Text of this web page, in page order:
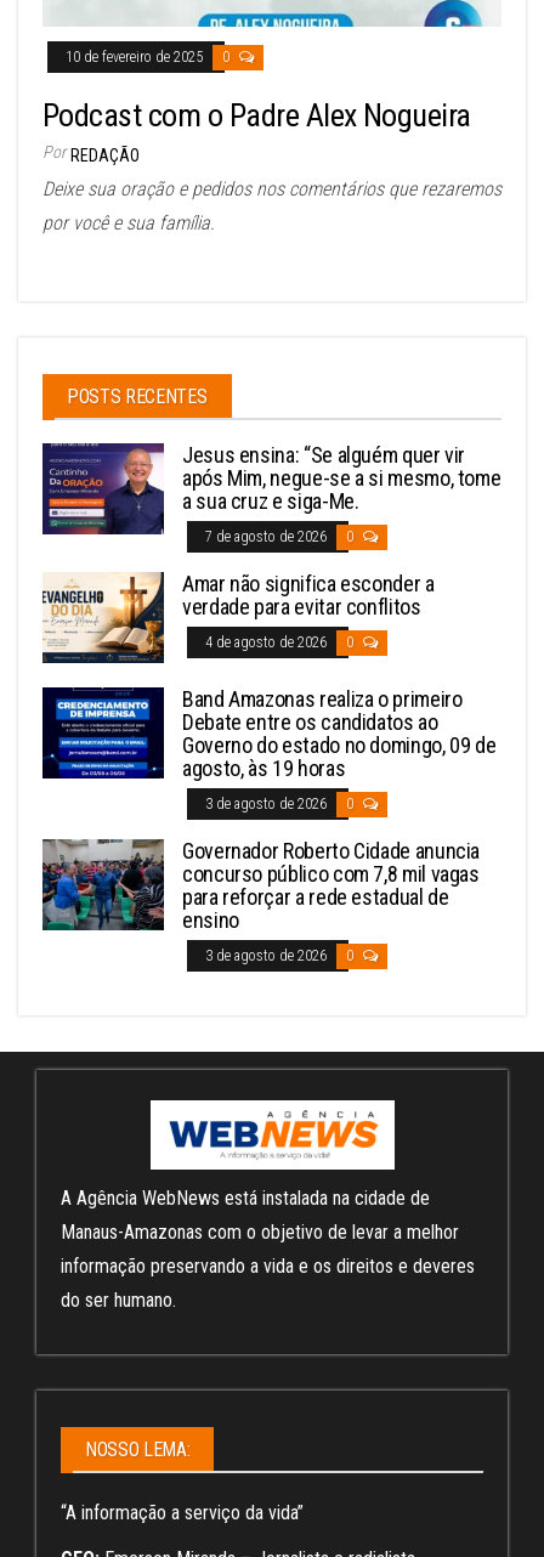
10 de fevereiro de 2025 0
Podcast com o Padre Alex Nogueira
Por REDAÇÃO
Deixe sua oração e pedidos nos comentários que rezaremos
por você e sua família.
POSTS RECENTES
Jesus ensina: “Se alguém quer vir
após Mim, negue-se a si mesmo, tome
a sua cruz e siga-Me.
7 de agosto de 2026 0
Amar não significa esconder a
verdade para evitar conflitos
4 de agosto de 2026 0
Band Amazonas realiza o primeiro
Debate entre os candidatos ao
Governo do estado no domingo, 09 de
agosto, às 19 horas
3 de agosto de 2026 0
Governador Roberto Cidade anuncia
concurso público com 7,8 mil vagas
para reforçar a rede estadual de
ensino
3 de agosto de 2026 0
A Agência WebNews está instalada na cidade de
Manaus-Amazonas com o objetivo de levar a melhor
informação preservando a vida e os direitos e deveres
do ser humano.
NOSSO LEMA:
“A informação a serviço da vida”